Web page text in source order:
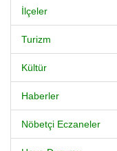
İlçeler
Turizm
Kültür
Haberler
Nöbetçi Eczaneler